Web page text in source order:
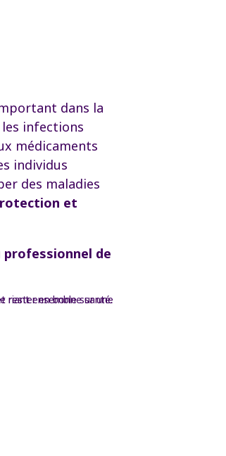
dans la
infections
médicaments
individus
des maladies
et
de